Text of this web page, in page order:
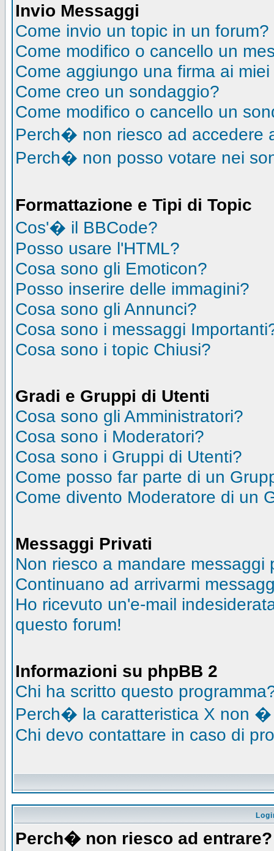
Invio Messaggi
Come invio un topic in un forum?
Come modifico o cancello un
Come aggiungo una firma ai
Come creo un sondaggio?
Come modifico o cancello un
Perch� non riesco ad accedere
Perch� non posso votare nei
Formattazione e Tipi di Topic
Cos'� il BBCode?
Posso usare l'HTML?
Cosa sono gli Emoticon?
Posso inserire delle immagini?
Cosa sono gli Annunci?
Cosa sono i messaggi
Cosa sono i topic Chiusi?
Gradi e Gruppi di Utenti
Cosa sono gli Amministratori?
Cosa sono i Moderatori?
Cosa sono i Gruppi di Utenti?
Come posso far parte di un
Come divento Moderatore di un
Messaggi Privati
Non riesco a mandare messaggi
Continuano ad arrivarmi
Ho ricevuto un'e-mail
questo forum!
Informazioni su phpBB 2
Chi ha scritto questo
Perch� la caratteristica X non �
Chi devo contattare in caso di
Perch� non riesco ad entrare?